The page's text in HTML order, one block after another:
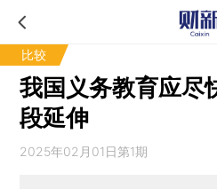
比较
我国义务教育应尽
段延伸
2025年02月01日第1期